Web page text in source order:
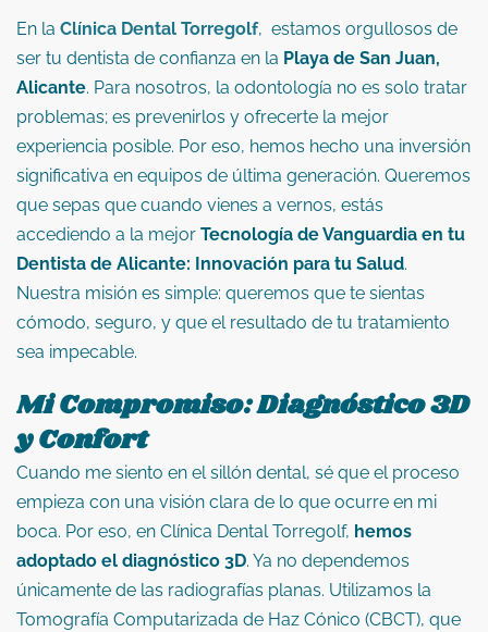
En la Clínica Dental Torregolf, estamos orgullosos de
ser tu dentista de confianza en la Playa de San Juan,
Alicante. Para nosotros, la odontología no es solo tratar
problemas; es prevenirlos y ofrecerte la mejor
experiencia posible. Por eso, hemos hecho una inversión
significativa en equipos de última generación. Queremos
que sepas que cuando vienes a vernos, estás
accediendo a la mejor Tecnología de Vanguardia en tu
Dentista de Alicante: Innovación para tu Salud.
Nuestra misión es simple: queremos que te sientas
cómodo, seguro, y que el resultado de tu tratamiento
sea impecable.
Mi Compromiso: Diagnóstico 3D
y Confort
Cuando me siento en el sillón dental, sé que el proceso
empieza con una visión clara de lo que ocurre en mi
boca. Por eso, en Clínica Dental Torregolf, hemos
adoptado el diagnóstico 3D. Ya no dependemos
únicamente de las radiografías planas. Utilizamos la
Tomografía Computarizada de Haz Cónico (CBCT), que